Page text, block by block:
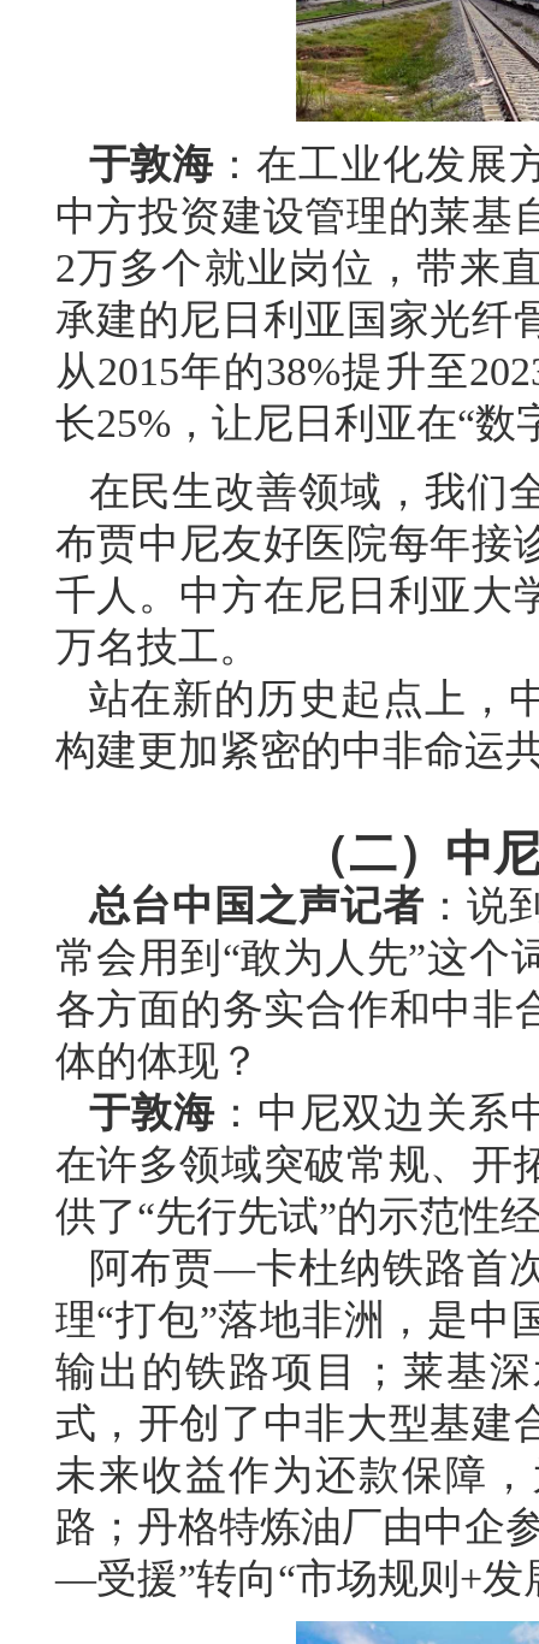
于敦海 ：在工业化发展
中方投资建设管理的莱基
2万多个就业岗位，带来
承建的尼日利亚国家光纤
从2015年的38%提升至
长25%，让尼日利亚在“
在民生改善领域，我们
布贾中尼友好医院每年接
千人。中方在尼日利亚大
万名技工。
站在新的历史起点上，
构建更加紧密的中非命运
（二）中
总台中国之声记者 ：说
常会用到“敢为人先”这个
各方面的务实合作和中非
体的体现？
于敦海：中尼双边关系
在许多领域突破常规、开
供了“先行先试”的示范性
阿布贾—卡杜纳铁路首
理“打包”落地非洲，是中
输出的铁路项目；莱基
式，开创了中非大型基建
未来收益作为还款保障
路；丹格特炼油厂由中企
—受援”转向“市场规则+发